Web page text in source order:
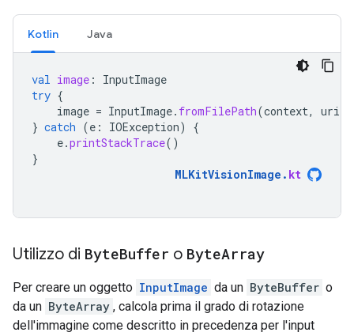
Kotlin Java
val image :
InputImage
try {
image = InputImage. fromFilePath(context, uri
} catch (e : IOException)
{
e.printStackTrace()
}
MLKitVisionImage . kt
Utilizzo di ByteBuffer o ByteArray
Per creare un oggetto InputImage da un ByteBuffer o
da un ByteArray , calcola prima il grado di rotazione
dell'immagine come descritto in precedenza per l'input